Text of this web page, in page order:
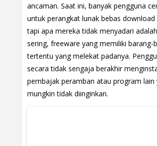
ancaman. Saat ini, banyak pengguna
untuk perangkat lunak bebas
tapi apa mereka tidak menyadari
sering, freeware yang memiliki barang-
tertentu yang melekat padanya.
secara tidak sengaja berakhir
pembajak peramban atau program lain
mungkin tidak diinginkan.